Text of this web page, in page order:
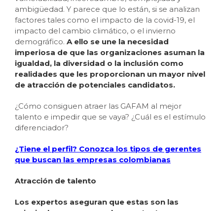
ambigüedad. Y parece que lo están, si se analizan
factores tales como el impacto de la covid-19, el
impacto del cambio climático, o el invierno
demográfico. A ello se une la necesidad
imperiosa de que las organizaciones asuman la
igualdad, la diversidad o la inclusión como
realidades que les proporcionan un mayor nivel
de atracción de potenciales candidatos.
¿Cómo consiguen atraer las GAFAM al mejor
talento e impedir que se vaya? ¿Cuál es el estímulo
diferenciador?
¿Tiene el perfil? Conozca los tipos de gerentes
que buscan las empresas colombianas
Atracción de talento
Los expertos aseguran que estas son las